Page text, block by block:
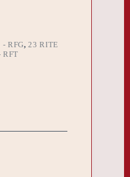
- RFG,23 RITE
RFT